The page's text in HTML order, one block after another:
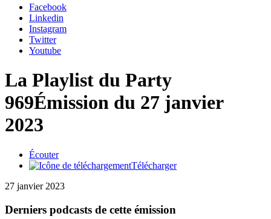
Facebook
Linkedin
Instagram
Twitter
Youtube
La Playlist du Party
969Émission du 27 janvier
2023
Écouter
Télécharger
27 janvier 2023
Derniers podcasts de cette émission